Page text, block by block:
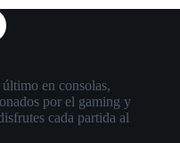
en consolas,
por el gaming y
cada partida al